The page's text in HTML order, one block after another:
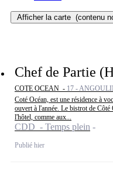
Afficher la carte (contenu
Chef de Partie
COTE OCEAN - 17 -
Coté Océan, est une résidence à
ouvert à l'année. Le bistrot de
l'hôtel, comme aux...
CDD - Temps plein
Publié hier